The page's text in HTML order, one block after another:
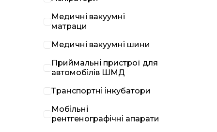
Медичні вакуумні
матраци
Медичні вакуумні шини
Приймальні пристрої для
автомобілів ШМД
Транспортні інкубатори
Мобільні
рентгенографічні апарати